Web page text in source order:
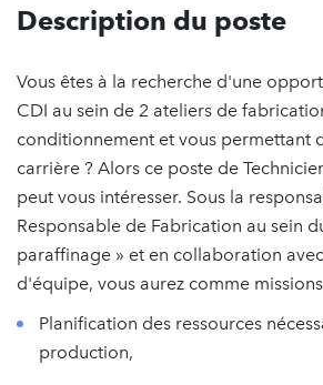
Description du poste
Vous êtes à la recherche d'une
CDI au sein de 2 ateliers de
conditionnement et vous permettant
carrière ? Alors ce poste de
peut vous intéresser. Sous la
Responsable de Fabrication au sein
paraffinage » et en collaboration
d'équipe, vous aurez comme
Planification des ressources
production,